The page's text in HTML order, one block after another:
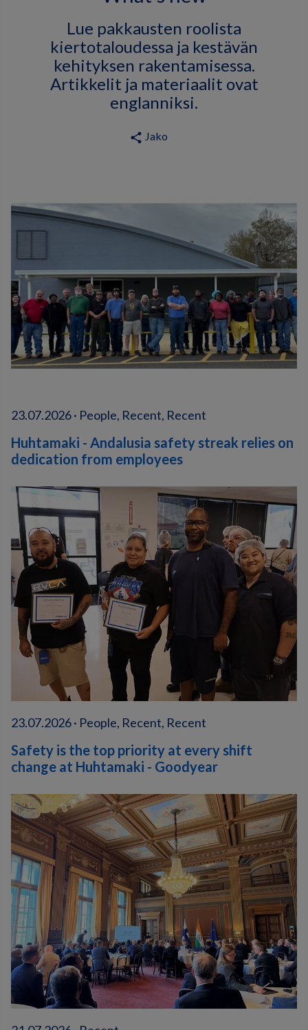
Lue pakkausten roolista
kiertotaloudessa ja kestävän
kehityksen rakentamisessa.
Artikkelit ja materiaalit ovat
englanniksi.
share Jako
23.07.2026 · People, Recent, Recent
Huhtamaki - Andalusia safety streak relies on
dedication from employees
23.07.2026 · People, Recent, Recent
Safety is the top priority at every shift
change at Huhtamaki - Goodyear